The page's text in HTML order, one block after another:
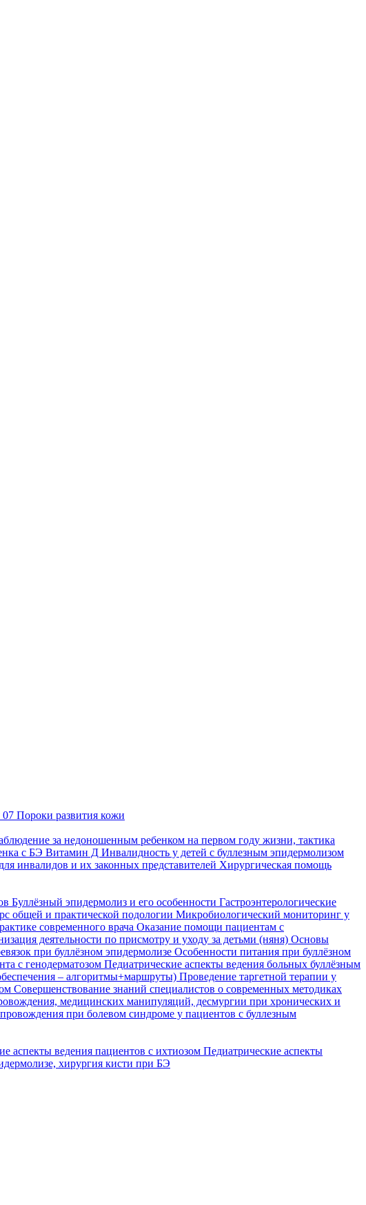
07 Пороки развития кожи
за недоношенным ребенком на первом году жизни, тактика
с БЭ Витамин Д Инвалидность у детей с буллезным эпидермолизом
инвалидов и их законных представителей Хирургическая помощь
Буллёзный эпидермолиз и его особенности Гастроэнтерологические
общей и практической подологии Микробиологический мониторинг у
современного врача Оказание помощи пациентам с
деятельности по присмотру и уходу за детьми (няня) Основы
при буллёзном эпидермолизе Особенности питания при буллёзном
с генодерматозом Педиатрические аспекты ведения больных буллёзным
– алгоритмы+маршруты) Проведение таргетной терапии у
Совершенствование знаний специалистов о современных методиках
медицинских манипуляций, десмургии при хронических и
при болевом синдроме у пациентов с буллезным
аспекты ведения пациентов с ихтиозом Педиатрические аспекты
хирургия кисти при БЭ